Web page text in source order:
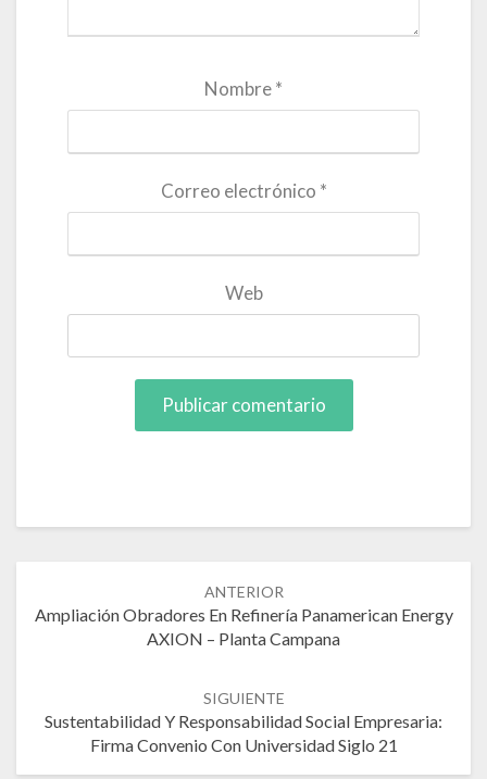
Nombre*
Correo electrónico *
Web
ANTERIOR
Ampliación Obradores En Refinería Panamerican Energy
AXION – Planta Campana
SIGUIENTE
Sustentabilidad Y Responsabilidad Social Empresaria:
Firma Convenio Con Universidad Siglo 21